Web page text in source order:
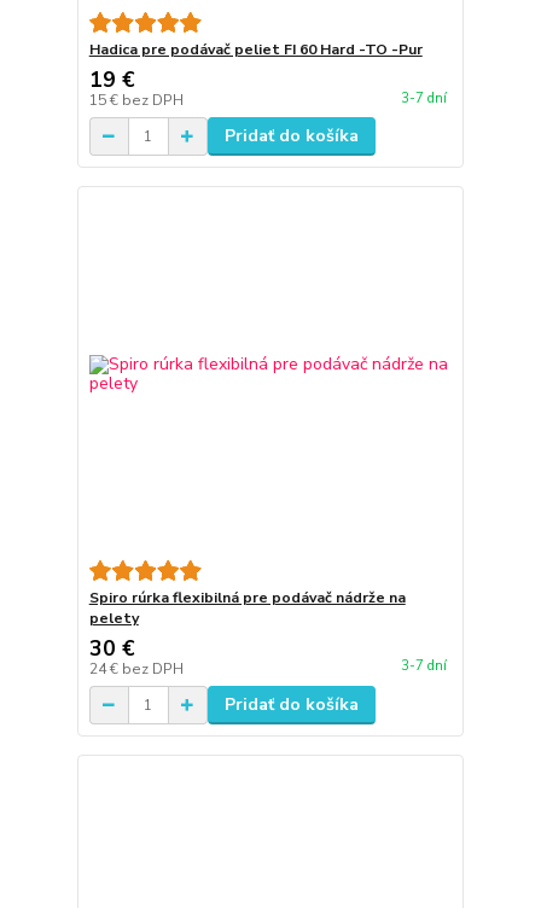
Hadica pre podávač peliet FI 60 Hard -TO -Pur
19 €
15 € bez DPH 3-7 dní
Pridať do košíka
Spiro rúrka flexibilná pre podávač nádrže na
pelety
30 €
24 € bez DPH 3-7 dní
Pridať do košíka